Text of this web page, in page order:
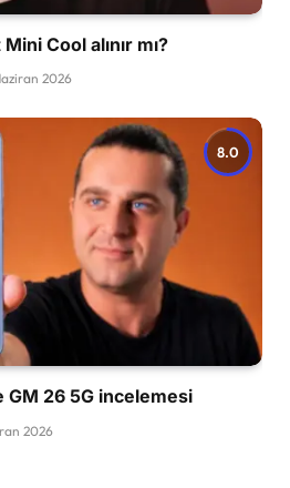
Cool alınır mı?
2026
8.0
GM 26 5G incelemesi
2026